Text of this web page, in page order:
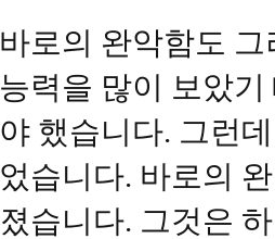
바로의 완악함도
능력을 많이 보았
야 했습니다. 그런
었습니다. 바로의
졌습니다. 그것은